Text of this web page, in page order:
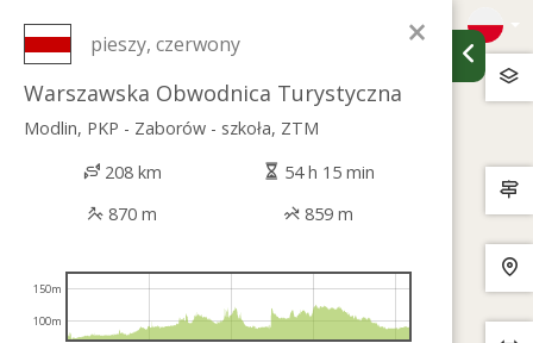
×
pieszy, czerwony
Warszawska Obwodnica Turystyczna
Modlin, PKP - Zaborów - szkoła, ZTM
208 km
54 h 15 min
870 m
859 m
100m
150m